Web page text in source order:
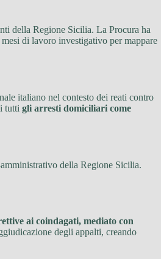
della Regione Sicilia. La Procura ha
di lavoro investigativo per mappare
italiano nel contesto dei reati contro
tutti gli arresti domiciliari come
della Regione Sicilia.
ai coindagati, mediato con
degli appalti, creando